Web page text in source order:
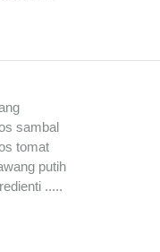
sambal
tomat
putih
.....